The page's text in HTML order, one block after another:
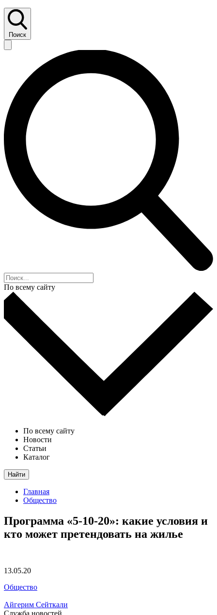
Поиск
По всему сайту
По всему сайту
Новости
Статьи
Каталог
Найти
Главная
Общество
Программа «5-10-20»: какие условия и
кто может претендовать на жилье
13.05.20
Общество
Айгерим Сейткали